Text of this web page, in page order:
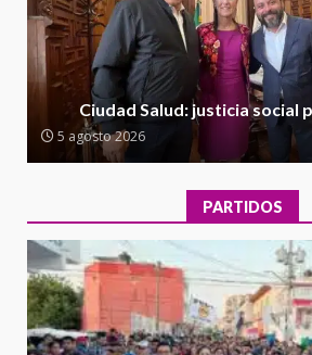
2
5 agosto 2026
3
Encuentro de
con el
Cruz reafirma la
de la
territorio
30 julio 2026
4
presencia
Juan
20 julio 2026
Ciudad Salud: justicia social
5 agosto 2026
PARTIDOS